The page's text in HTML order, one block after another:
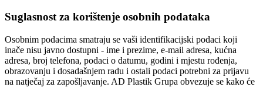
Suglasnost za korištenje osobnih podataka
Osobnim podacima smatraju se vaši identifikacijski podaci koji
inače nisu javno dostupni - ime i prezime, e-mail adresa, kućna
adresa, broj telefona, podaci o datumu, godini i mjestu rođenja,
obrazovanju i dosadašnjem radu i ostali podaci potrebni za prijavu
na natječaj za zapošljavanje. AD Plastik Grupa obvezuje se kako će